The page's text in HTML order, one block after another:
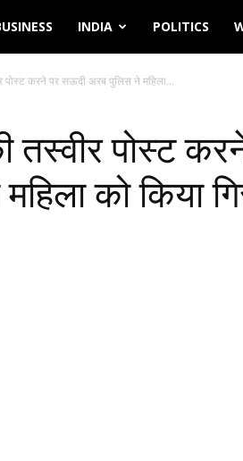
INDIA POLITICS
पोस्ट करने पर सऊदी अरब पुलिस ने महिला...
तस्वीर पोस्ट
को किया